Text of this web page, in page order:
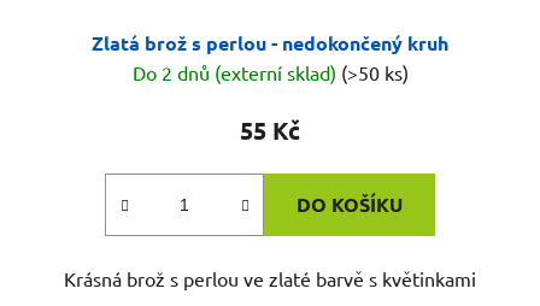
Zlatá brož s perlou - nedokončený kruh
Do 2 dnů (externí sklad) (>50 ks)
55 Kč
DO KOŠÍKU
Krásná brož s perlou ve zlaté barvě s květinkami